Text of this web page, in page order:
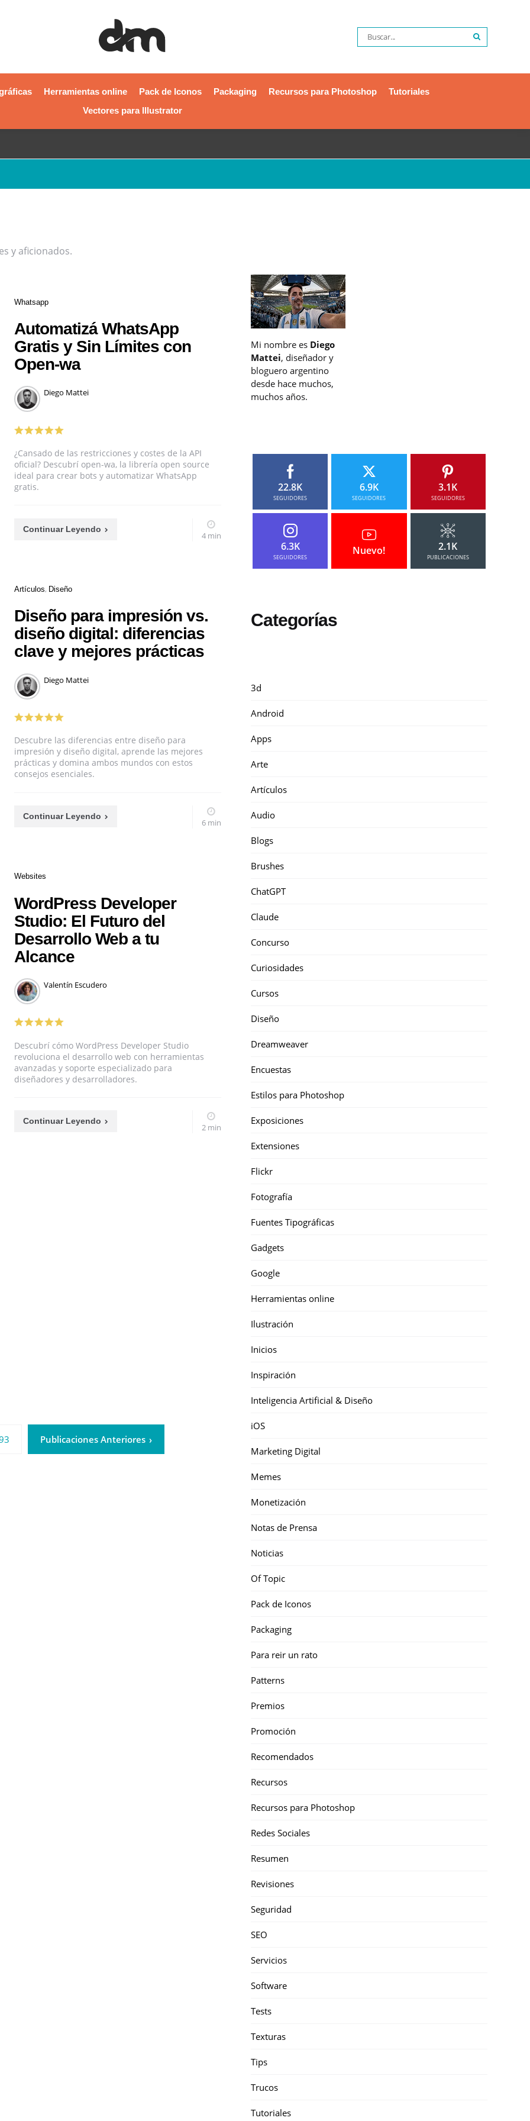
por:
Herramientas online Pack de Iconos Packaging Recursos para Photoshop
Tutoriales
Vectores para Illustrator
y aficionados.
Categories
Whatsapp
Automatizá WhatsApp
Gratis y Sin Límites con
Open-wa
Posted
Diego Mattei
¿Cansado de las restricciones y costes de la API
oficial? Descubrí open-wa, la librería open source
ideal para crear bots y automatizar WhatsApp
gratis.
Continuar Leyendo
4 min
Categories
Artículos Diseño
Diseño para impresión vs.
diseño digital: diferencias
clave y mejores prácticas
Posted
Diego Mattei
Descubre las diferencias entre diseño para
impresión y diseño digital, aprende las mejores
prácticas y domina ambos mundos con estos
consejos esenciales.
Continuar Leyendo
6 min
Categories
Websites
WordPress Developer
Studio: El Futuro del
Desarrollo Web a tu
Alcance
Posted
Valentín Escudero
Descubrí cómo WordPress Developer Studio
revoluciona el desarrollo web con herramientas
avanzadas y soporte especializado para
diseñadores y desarrolladores.
Continuar Leyendo
2 min
Publicaciones Anteriores
Mi nombre es Diego
Mattei, diseñador y
bloguero argentino
desde hace muchos,
muchos años.
22.8K
SEGUIDORES
6.9K
SEGUIDORES
3.1K
SEGUIDORES
6.3K
SEGUIDORES
Nuevo! 2.1K
PUBLICACIONES
Categorías
3d
Android
Apps
Arte
Artículos
Audio
Blogs
Brushes
ChatGPT
Claude
Concurso
Curiosidades
Cursos
Diseño
Dreamweaver
Encuestas
Estilos para Photoshop
Exposiciones
Extensiones
Flickr
Fotografía
Fuentes Tipográficas
Gadgets
Google
Herramientas online
Ilustración
Inicios
Inspiración
Inteligencia Artificial & Diseño
iOS
Marketing Digital
Memes
Monetización
Notas de Prensa
Noticias
Of Topic
Pack de Iconos
Packaging
Para reir un rato
Patterns
Premios
Promoción
Recomendados
Recursos
Recursos para Photoshop
Redes Sociales
Resumen
Revisiones
Seguridad
SEO
Servicios
Software
Tests
Texturas
Tips
Trucos
Tutoriales